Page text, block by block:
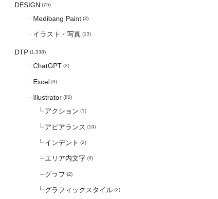
DESIGN (75)
Medibang Paint (2)
イラスト・写真 (13)
DTP (1,338)
ChatGPT (2)
Excel (3)
Illustrator (80)
アクション (1)
アピアランス (10)
インデント (2)
エリア内文字 (4)
グラフ (2)
グラフィックスタイル (2)